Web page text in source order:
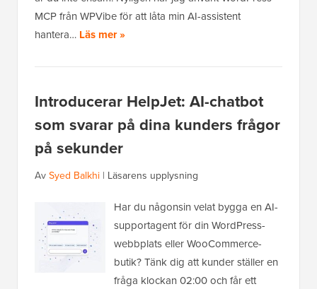
MCP från WPVibe för att låta min AI-assistent
hantera… Läs mer »
Introducerar HelpJet: AI-chatbot
som svarar på dina kunders frågor
på sekunder
AvSyed Balkhi | Läsarens upplysning
Har du någonsin velat bygga en AI-
supportagent för din WordPress-
webbplats eller WooCommerce-
butik? Tänk dig att kunder ställer en
fråga klockan 02:00 och får ett